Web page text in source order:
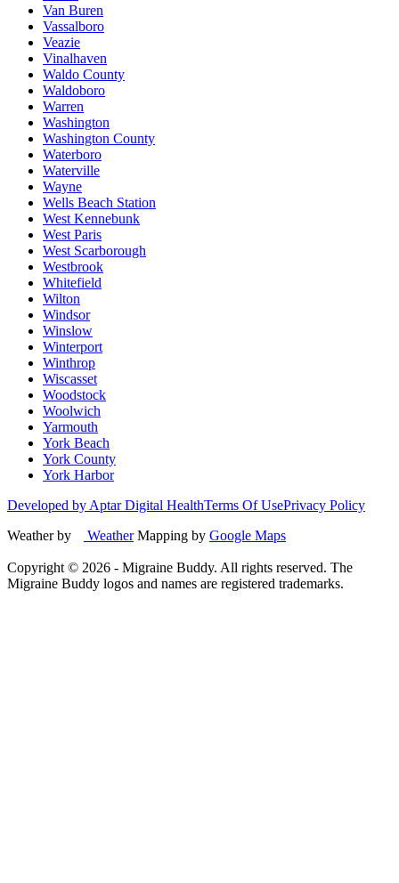
Van Buren
Vassalboro
Veazie
Vinalhaven
Waldo County
Waldoboro
Warren
Washington
Washington County
Waterboro
Waterville
Wayne
Wells Beach Station
West Kennebunk
West Paris
West Scarborough
Westbrook
Whitefield
Wilton
Windsor
Winslow
Winterport
Winthrop
Wiscasset
Woodstock
Woolwich
Yarmouth
York Beach
York County
York Harbor
Developed by Aptar Digital HealthTerms Of UsePrivacy Policy
Weather by
WeatherMapping by Google Maps
Copyright © 2026 - Migraine Buddy. All rights reserved. The
Migraine Buddy logos and names are registered trademarks.